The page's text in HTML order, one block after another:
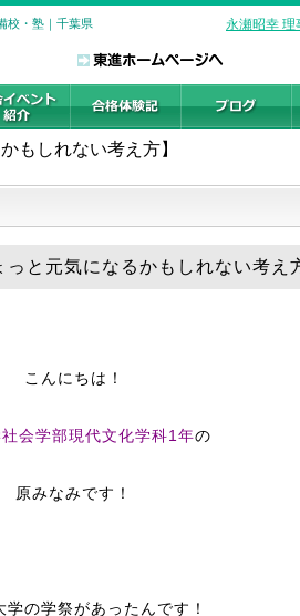
校・塾｜千葉県 永瀬昭幸 理
もしれない考え方】
と元気になるかもしれない考え
こんにちは！
会学部現代文化学科1年の
原みなみです！
学の学祭があったんです！